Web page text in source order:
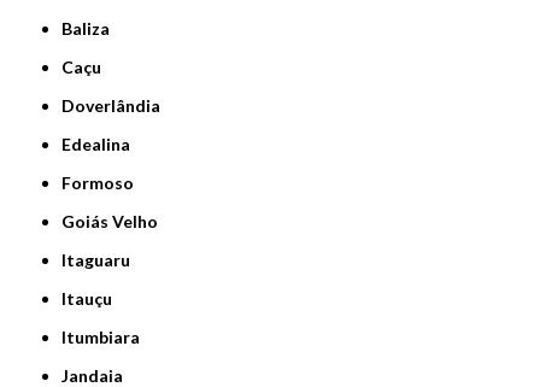
Baliza
Caçu
Doverlândia
Edealina
Formoso
Goiás Velho
Itaguaru
Itauçu
Itumbiara
Jandaia